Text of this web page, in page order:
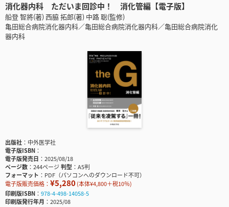
消化器内科 ただいま回診中！ 消化管編【電子版】
船登 智將(著) 西脇 拓郎(著) 中路 聡(監修)
亀田総合病院消化器内科／亀田総合病院消化器内科／亀田総合病院消化
器内科
出版社
中外医学社
電子版ISBN
電子版発売日
2025/08/18
ページ数
244ページ判型
A5判
フォーマット
PDF（パソコンへのダウンロード不可）
電子版販売価格： ¥5,280(本体¥4,800＋税10％)
印刷版ISBN
978-4-498-14058-5
印刷版発行年月
2025/08